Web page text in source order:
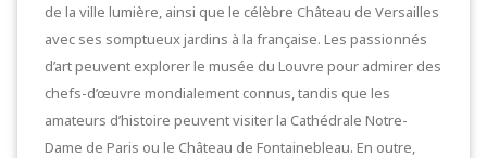
de la ville lumière, ainsi que le célèbre Château de Versailles
avec ses somptueux jardins à la française. Les passionnés
d’art peuvent explorer le musée du Louvre pour admirer des
chefs-d’œuvre mondialement connus, tandis que les
amateurs d’histoire peuvent visiter la Cathédrale Notre-
Dame de Paris ou le Château de Fontainebleau. En outre,